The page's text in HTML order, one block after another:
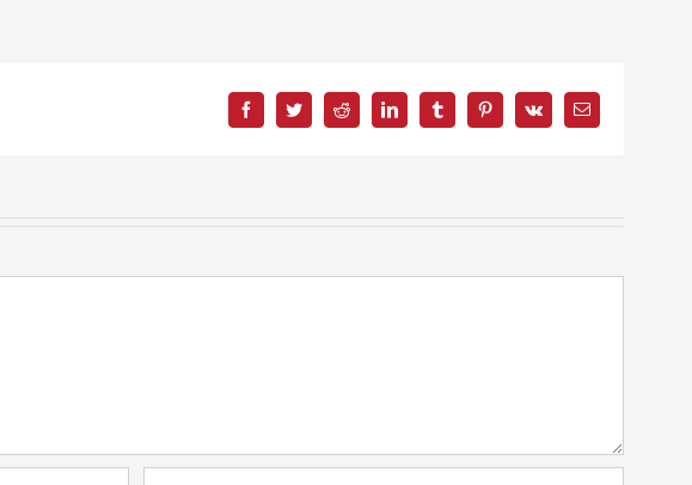
FacebookTwitterReddit LinkedInTumblrPinterest
Vk
Correo
electrónico